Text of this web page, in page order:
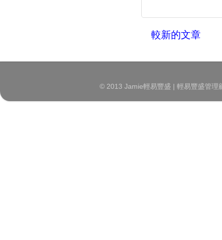
較新的文章
© 2013 Jamie輕易豐盛 | 輕易豐盛管